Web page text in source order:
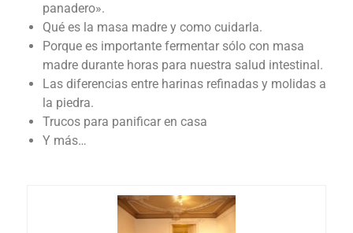
panadero».
Qué es la masa madre y como cuidarla.
Porque es importante fermentar sólo con masa
madre durante horas para nuestra salud intestinal.
Las diferencias entre harinas refinadas y molidas a
la piedra.
Trucos para panificar en casa
Y más…